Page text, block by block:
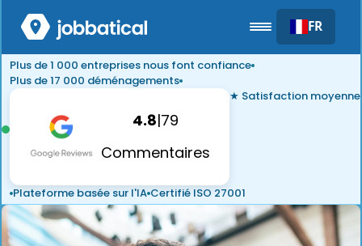
FR
Plus de 1 000 entreprises nous font confiance
Plus de 17 000 déménagements
4.8|79
Commentaires
★ Satisfaction moyenne
Plateforme basée sur l'IA Certifié ISO 27001